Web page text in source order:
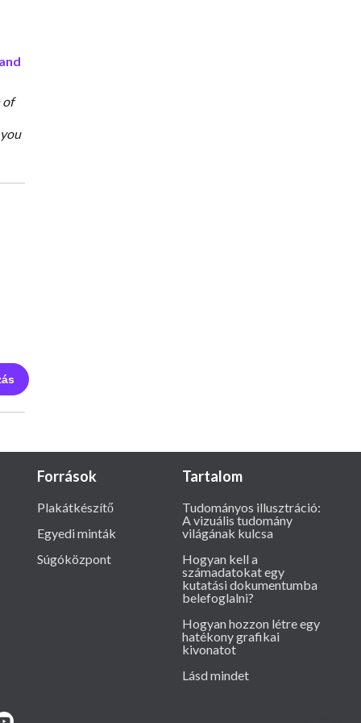
of
Források
Plakátkészítő
Egyedi minták
Súgóközpont
Tartalom
Tudományos illusztráció:
A vizuális tudomány
világának kulcsa
Hogyan kell a
számadatokat egy
kutatási dokumentumba
belefoglalni?
Hogyan hozzon létre egy
hatékony grafikai
kivonatot
Lásd mindet